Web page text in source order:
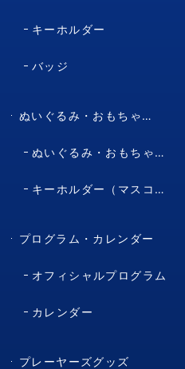
キーホルダー
バッジ
ぬいぐるみ・おもちゃ・マスコット・キャラクター
ぬいぐるみ・おもちゃ（マスコット・キャラクター）
キーホルダー（マスコット・キャラクター）
プログラム・カレンダー
オフィシャルプログラム
カレンダー
プレーヤーズグッズ